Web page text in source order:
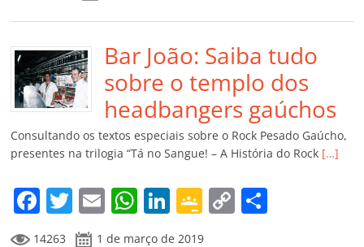
e
b
o
o
k
er l s
A
p
p
e
dI
n
gl
e
Cl
a
ss
ro
o
m
y
Li
n
k
p
ar
til
h
ar
Bar João: Saiba tudo
sobre o templo dos
headbangers gaúchos
Consultando os textos especiais sobre o Rock Pesado Gaúcho,
presentes na trilogia “Tá no Sangue! – A História do Rock […]
F
a
T
w
E
m
W Li
n
G
o
C
14263 1 de março de 2019